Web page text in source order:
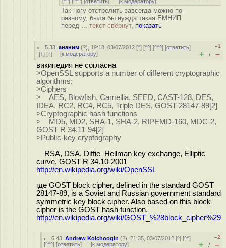
Так ногу отстрелить завсегда можно по-
разному, была бы нужда такая ЕМНИП
перед ... текст свёрнут, показать
5.33 ,ананим (?), 19:18, 03/07/2012 [^] [^^] [^^^] [ответить]
[↓] [↑] [к модератору]
–1
+ / –
википедия не согласна
>OpenSSL supports a number of different cryptographic
algorithms:
>Ciphers
> AES, Blowfish, Camellia, SEED, CAST-128, DES,
IDEA, RC2, RC4, RC5, Triple DES, GOST 28147-89[2]
>Cryptographic hash functions
> MD5, MD2, SHA-1, SHA-2, RIPEMD-160, MDC-2,
GOST R 34.11-94[2]
>Public-key cryptography
RSA, DSA, Diffie–Hellman key exchange, Elliptic
curve, GOST R 34.10-2001
http://en.wikipedia.org/wiki/OpenSSL
где GOST block cipher, defined in the standard GOST
28147-89, is a Soviet and Russian government standard
symmetric key block cipher. Also based on this block
cipher is the GOST hash function.
http://en.wikipedia.org/wiki/GOST_%28block_cipher%29
6.43 ,Andrew Kolchoogin (?), 21:35, 03/07/2012 [^] [^^]
[^^^] [ответить] [к модератору]
–2
+ / –